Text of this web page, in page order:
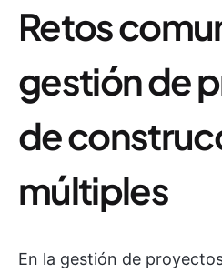
Retos
gestión de
de
múltiples
En la gestión de